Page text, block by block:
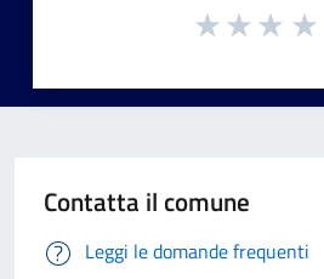
Contatta il comune
Leggi le domande frequenti